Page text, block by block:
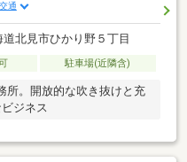
通
道北見市ひかり野５丁目
駐車場(近隣含)
所。開放的な吹き抜けと充
ジネス